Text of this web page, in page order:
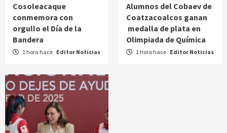
Cosoleacaque
conmemora con
orgullo el Día de la
Bandera
1 hora hace Editor Noticias
Alumnos del Cobaev de
Coatzacoalcos ganan
medalla de plata en
Olimpiada de Química
1 hora hace Editor Noticias